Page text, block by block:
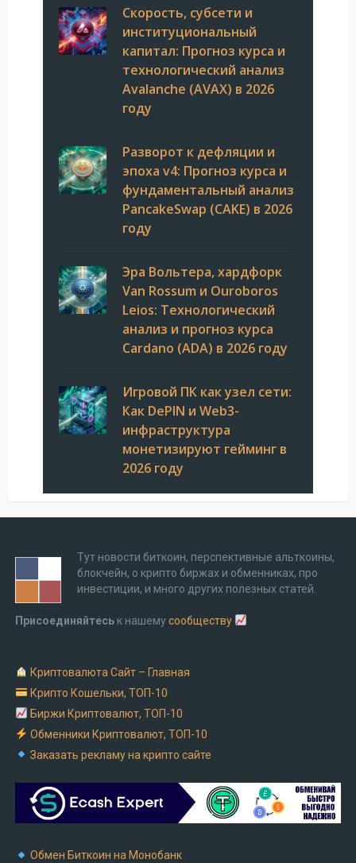
Скорость, субсети и
институциональный
капитал: Прогноз курса и
технологический анализ
Avalanche (AVAX) в 2026
году
Разворот к дефляции и
эпоха v4: Прогноз курса и
фундаментальный анализ
PancakeSwap (CAKE) в 2026
году
Эра Вольтера, хардфорк
Van Rossum и Ouroboros
Leios: Технологический
анализ и прогноз курса
Cardano (ADA) в 2026 году
Игровой ПК как узел сети:
Как DePIN и Web3-
инфраструктура
монетизируют гейминг в
2026 году
Тут новости биткоин, перспективные альткоины,
блокчейн, о крипто биржах и обменниках, про
инвестиции, и много других полезных статей.
Присоединяйтесь к нашемусообществу
Криптовалюта Cайт – Главная
Крипто Кошельки, ТОП-10
Биржи Криптовалют, ТОП-10
Обменники Криптовалют, ТОП-10
Заказать рекламу на крипто сайте
Обмен Биткоин на Монобанк